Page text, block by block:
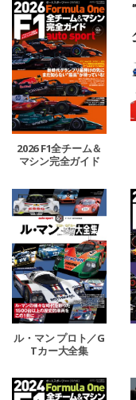
2026 F1全チーム＆
マシン完全ガイド
ル・マン プロト／G
Tカー大全集